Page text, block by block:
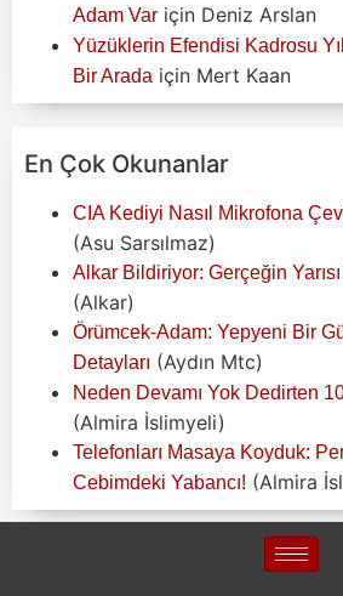
Adam Var için Deniz Arslan
Yüzüklerin Efendisi Kadrosu
Bir Arada için Mert Kaan
En Çok Okunanlar
CIA Kediyi Nasıl Mikrofona
(Asu Sarsılmaz)
Alkar Bildiriyor: Gerçeğin
(Alkar)
Örümcek-Adam: Yepyeni Bir
Detayları (Aydın Mtc)
Neden Devamı Yok Dedirten
(Almira İslimyeli)
Telefonları Masaya Koyduk:
Cebimdeki Yabancı! (Almira